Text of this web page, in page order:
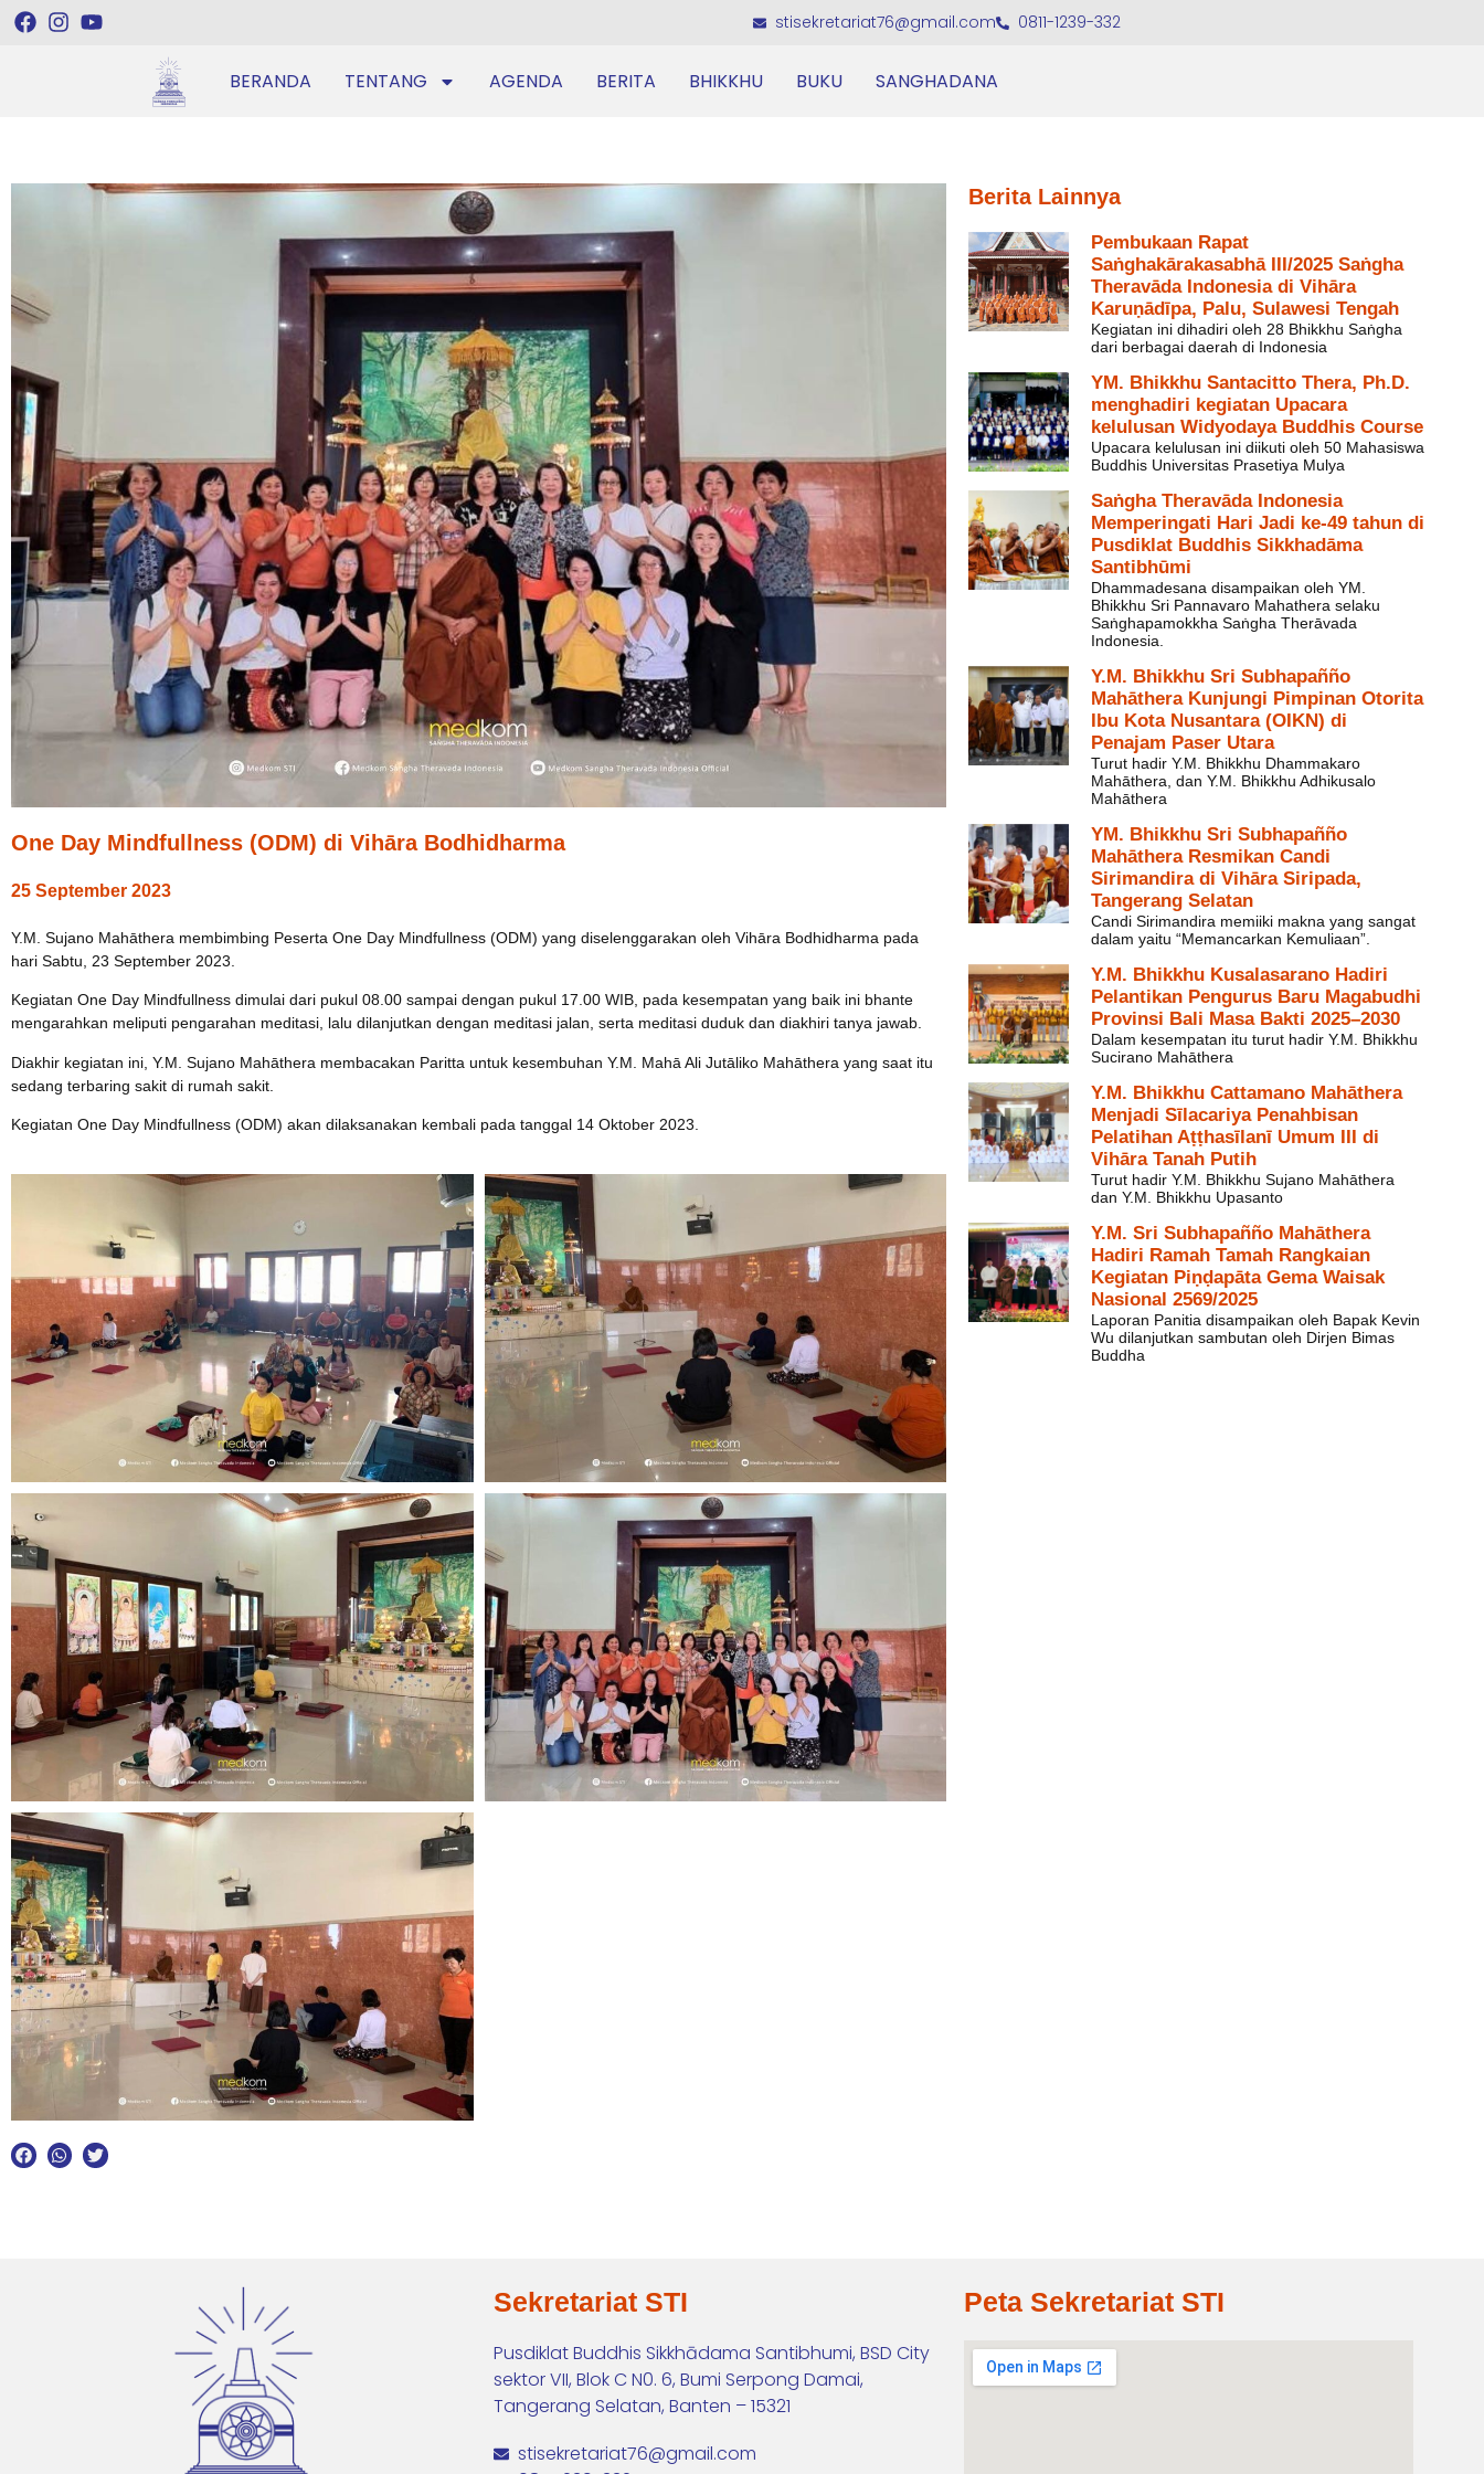
stisekretariat76@gmail.com 0811-1239-332
BERANDA TENTANG AGENDA BERITA BHIKKHU BUKU SANGHADANA
One Day Mindfullness (ODM) di Vihāra Bodhidharma
25 September 2023
Y.M. Sujano Mahāthera membimbing Peserta One Day Mindfullness (ODM) yang diselenggarakan oleh Vihāra Bodhidharma pada
hari Sabtu, 23 September 2023.
Kegiatan One Day Mindfullness dimulai dari pukul 08.00 sampai dengan pukul 17.00 WIB, pada kesempatan yang baik ini bhante
mengarahkan meliputi pengarahan meditasi, lalu dilanjutkan dengan meditasi jalan, serta meditasi duduk dan diakhiri tanya jawab.
Diakhir kegiatan ini, Y.M. Sujano Mahāthera membacakan Paritta untuk kesembuhan Y.M. Mahā Ali Jutāliko Mahāthera yang saat itu
sedang terbaring sakit di rumah sakit.
Kegiatan One Day Mindfullness (ODM) akan dilaksanakan kembali pada tanggal 14 Oktober 2023.
Berita Lainnya
Pembukaan Rapat
Saṅghakārakasabhā III/2025 Saṅgha
Theravāda Indonesia di Vihāra
Karuṇādīpa, Palu, Sulawesi Tengah
Kegiatan ini dihadiri oleh 28 Bhikkhu Saṅgha
dari berbagai daerah di Indonesia
YM. Bhikkhu Santacitto Thera, Ph.D.
menghadiri kegiatan Upacara
kelulusan Widyodaya Buddhis Course
Upacara kelulusan ini diikuti oleh 50 Mahasiswa
Buddhis Universitas Prasetiya Mulya
Saṅgha Theravāda Indonesia
Memperingati Hari Jadi ke-49 tahun di
Pusdiklat Buddhis Sikkhadāma
Santibhūmi
Dhammadesana disampaikan oleh YM.
Bhikkhu Sri Pannavaro Mahathera selaku
Saṅghapamokkha Saṅgha Therāvada
Indonesia.
Y.M. Bhikkhu Sri Subhapañño
Mahāthera Kunjungi Pimpinan Otorita
Ibu Kota Nusantara (OIKN) di
Penajam Paser Utara
Turut hadir Y.M. Bhikkhu Dhammakaro
Mahāthera, dan Y.M. Bhikkhu Adhikusalo
Mahāthera
YM. Bhikkhu Sri Subhapañño
Mahāthera Resmikan Candi
Sirimandira di Vihāra Siripada,
Tangerang Selatan
Candi Sirimandira memiiki makna yang sangat
dalam yaitu “Memancarkan Kemuliaan”.
Y.M. Bhikkhu Kusalasarano Hadiri
Pelantikan Pengurus Baru Magabudhi
Provinsi Bali Masa Bakti 2025–2030
Dalam kesempatan itu turut hadir Y.M. Bhikkhu
Sucirano Mahāthera
Y.M. Bhikkhu Cattamano Mahāthera
Menjadi Sīlacariya Penahbisan
Pelatihan Aṭṭhasīlanī Umum III di
Vihāra Tanah Putih
Turut hadir Y.M. Bhikkhu Sujano Mahāthera
dan Y.M. Bhikkhu Upasanto
Y.M. Sri Subhapañño Mahāthera
Hadiri Ramah Tamah Rangkaian
Kegiatan Piṇḍapāta Gema Waisak
Nasional 2569/2025
Laporan Panitia disampaikan oleh Bapak Kevin
Wu dilanjutkan sambutan oleh Dirjen Bimas
Buddha
Sekretariat STI
Pusdiklat Buddhis Sikkhādama Santibhumi, BSD City
sektor VII, Blok C N0. 6, Bumi Serpong Damai,
Tangerang Selatan, Banten – 15321
stisekretariat76@gmail.com
Peta Sekretariat STI